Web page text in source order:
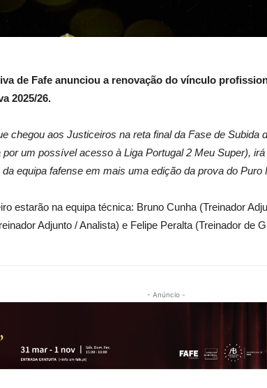
de Fafe anunciou a renovação do vínculo
2025/26.
chegou aos Justiceiros na reta final da Fase de Subida
por um possível acesso à Liga Portugal 2 Meu Super),
equipa fafense em mais uma edição da prova do Puro
estarão na equipa técnica: Bruno Cunha (Treinador
Adjunto / Analista) e Felipe Peralta (Treinador de
- Anúncio -